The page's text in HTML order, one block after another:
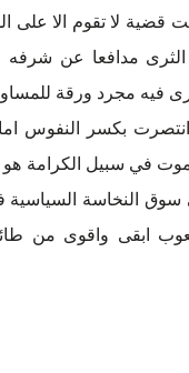
قضية لا تقوم الا على
مدافعا عن
فيه مجرد ورقة
انتصرت بكسر النفوس
في سبيل الكرامة هو
سوق النخاسة السياسية
ابقى واقوى من